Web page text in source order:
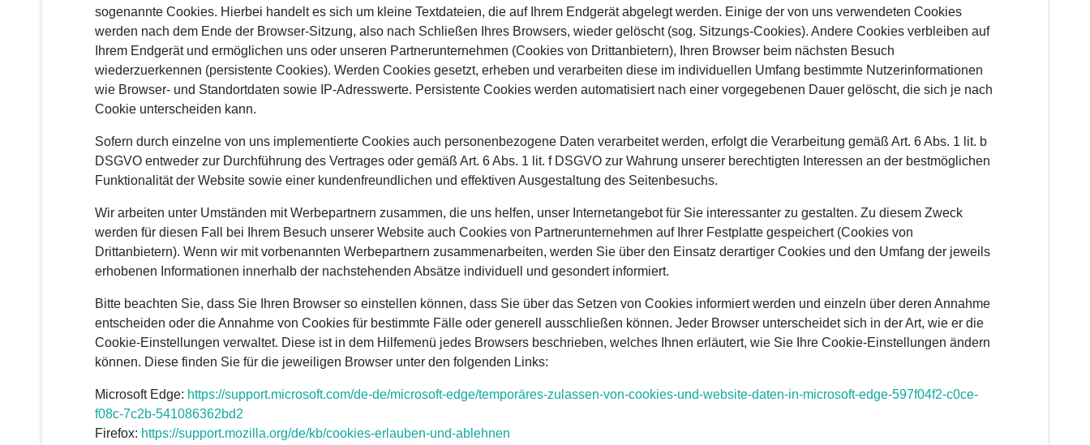
sogenannte Cookies. Hierbei handelt es sich um kleine Textdateien, die auf Ihrem Endgerät abgelegt werden. Einige der von uns verwendeten Cookies
werden nach dem Ende der Browser-Sitzung, also nach Schließen Ihres Browsers, wieder gelöscht (sog. Sitzungs-Cookies). Andere Cookies verbleiben auf
Ihrem Endgerät und ermöglichen uns oder unseren Partnerunternehmen (Cookies von Drittanbietern), Ihren Browser beim nächsten Besuch
wiederzuerkennen (persistente Cookies). Werden Cookies gesetzt, erheben und verarbeiten diese im individuellen Umfang bestimmte Nutzerinformationen
wie Browser- und Standortdaten sowie IP-Adresswerte. Persistente Cookies werden automatisiert nach einer vorgegebenen Dauer gelöscht, die sich je nach
Cookie unterscheiden kann.
Sofern durch einzelne von uns implementierte Cookies auch personenbezogene Daten verarbeitet werden, erfolgt die Verarbeitung gemäß Art. 6 Abs. 1 lit. b
DSGVO entweder zur Durchführung des Vertrages oder gemäß Art. 6 Abs. 1 lit. f DSGVO zur Wahrung unserer berechtigten Interessen an der bestmöglichen
Funktionalität der Website sowie einer kundenfreundlichen und effektiven Ausgestaltung des Seitenbesuchs.
Wir arbeiten unter Umständen mit Werbepartnern zusammen, die uns helfen, unser Internetangebot für Sie interessanter zu gestalten. Zu diesem Zweck
werden für diesen Fall bei Ihrem Besuch unserer Website auch Cookies von Partnerunternehmen auf Ihrer Festplatte gespeichert (Cookies von
Drittanbietern). Wenn wir mit vorbenannten Werbepartnern zusammenarbeiten, werden Sie über den Einsatz derartiger Cookies und den Umfang der jeweils
erhobenen Informationen innerhalb der nachstehenden Absätze individuell und gesondert informiert.
Bitte beachten Sie, dass Sie Ihren Browser so einstellen können, dass Sie über das Setzen von Cookies informiert werden und einzeln über deren Annahme
entscheiden oder die Annahme von Cookies für bestimmte Fälle oder generell ausschließen können. Jeder Browser unterscheidet sich in der Art, wie er die
Cookie-Einstellungen verwaltet. Diese ist in dem Hilfemenü jedes Browsers beschrieben, welches Ihnen erläutert, wie Sie Ihre Cookie-Einstellungen ändern
können. Diese finden Sie für die jeweiligen Browser unter den folgenden Links:
Microsoft Edge: https://support.microsoft.com/de-de/microsoft-edge/temporäres-zulassen-von-cookies-und-website-daten-in-microsoft-edge-597f04f2-c0ce-
f08c-7c2b-541086362bd2
Firefox: https://support.mozilla.org/de/kb/cookies-erlauben-und-ablehnen